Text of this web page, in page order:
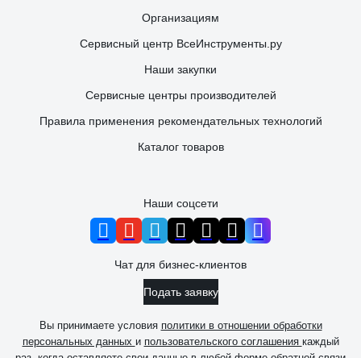
Организациям
Сервисный центр ВсеИнструменты.ру
Наши закупки
Сервисные центры производителей
Правила применения рекомендательных технологий
Каталог товаров
Наши соцсети
Чат для бизнес-клиентов
Подать заявку
Вы принимаете условия политики в отношении обработки
персональных данных и пользовательского соглашения каждый